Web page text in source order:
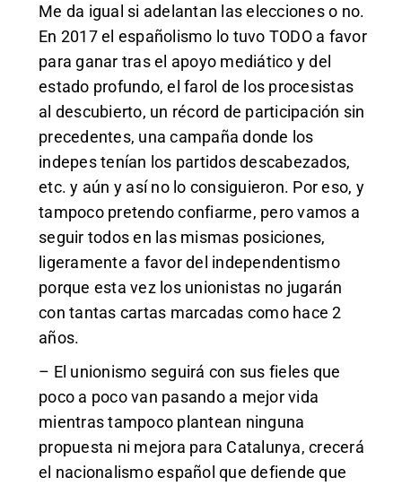
Me da igual si adelantan las elecciones o no.
En 2017 el españolismo lo tuvo TODO a favor
para ganar tras el apoyo mediático y del
estado profundo, el farol de los procesistas
al descubierto, un récord de participación sin
precedentes, una campaña donde los
indepes tenían los partidos descabezados,
etc. y aún y así no lo consiguieron. Por eso, y
tampoco pretendo confiarme, pero vamos a
seguir todos en las mismas posiciones,
ligeramente a favor del independentismo
porque esta vez los unionistas no jugarán
con tantas cartas marcadas como hace 2
años.
– El unionismo seguirá con sus fieles que
poco a poco van pasando a mejor vida
mientras tampoco plantean ninguna
propuesta ni mejora para Catalunya, crecerá
el nacionalismo español que defiende que